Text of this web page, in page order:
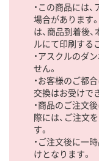
・この商品には
場合があります
は、商品到着後
ルにて印刷する
・アスクルのダ
せん。
・お客様のご都
交換はお受けで
・商品のご注文
際には、ご注文
す。
・ご注文後に一
けとなります。